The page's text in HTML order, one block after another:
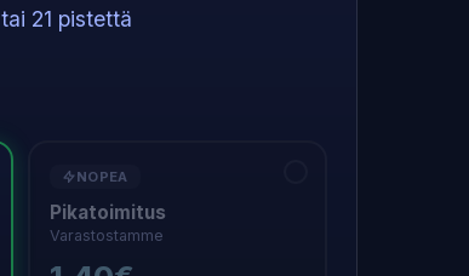
tai 21 pistettä
NOPEA
Pikatoimitus
Varastostamme